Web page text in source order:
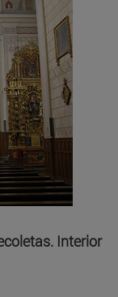
Interior